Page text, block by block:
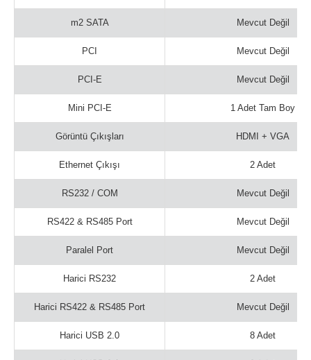
m2 SATA Mevcut Değil
PCI Mevcut Değil
PCI-E Mevcut Değil
Mini PCI-E 1 Adet Tam Boy
Görüntü Çıkışları HDMI + VGA
Ethernet Çıkışı 2 Adet
RS232 / COM Mevcut Değil
RS422 & RS485 Port Mevcut Değil
Paralel Port Mevcut Değil
Harici RS232 2 Adet
Harici RS422 & RS485 Port Mevcut Değil
Harici USB 2.0 8 Adet